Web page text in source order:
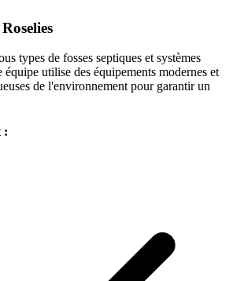
types de fosses septiques et systèmes
équipe utilise des équipements modernes et
de l'environnement pour garantir un
: